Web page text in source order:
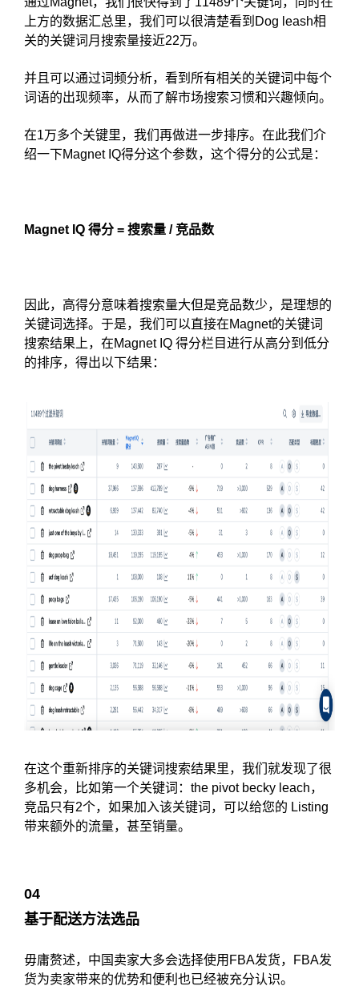
上方的数据汇总里，我们可以很清楚看到Dog leash相
关的关键词月搜索量接近22万。
并且可以通过词频分析，看到所有相关的关键词中每个
词语的出现频率，从而了解市场搜索习惯和兴趣倾向。
在1万多个关键里，我们再做进一步排序。在此我们介
绍一下Magnet IQ得分这个参数，这个得分的公式是：
Magnet IQ 得分 = 搜索量 / 竞品数
因此，高得分意味着搜索量大但是竞品数少，是理想的
关键词选择。于是，我们可以直接在Magnet的关键词
搜索结果上，在Magnet IQ 得分栏目进行从高分到低分
的排序，得出以下结果：
在这个重新排序的关键词搜索结果里，我们就发现了很
多机会，比如第一个关键词：the pivot becky leach，
竞品只有2个，如果加入该关键词，可以给您的 Listing
带来额外的流量，甚至销量。
04
基于配送方法选品
毋庸赘述，中国卖家大多会选择使用FBA发货，FBA发
货为卖家带来的优势和便利也已经被充分认识。